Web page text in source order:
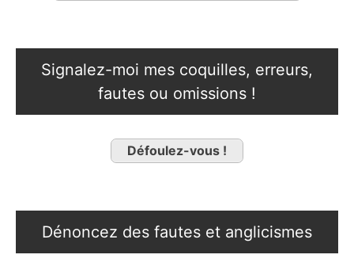
Signalez-moi mes coquilles, erreurs,
fautes ou omissions !
Défoulez-vous !
Dénoncez des fautes et anglicismes